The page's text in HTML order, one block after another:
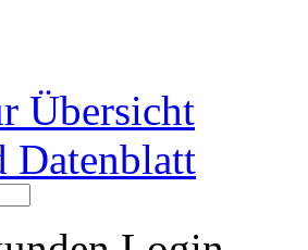
Übersicht
Datenblatt